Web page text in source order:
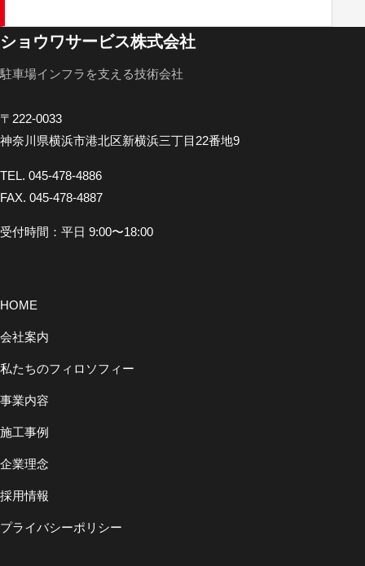
ショウワサービス株式会社
駐車場インフラを支える技術会社
〒222-0033
神奈川県横浜市港北区新横浜三丁目22番地9
TEL. 045-478-4886
FAX. 045-478-4887
受付時間：平日 9:00〜18:00
HOME
会社案内
私たちのフィロソフィー
事業内容
施工事例
企業理念
採用情報
プライバシーポリシー